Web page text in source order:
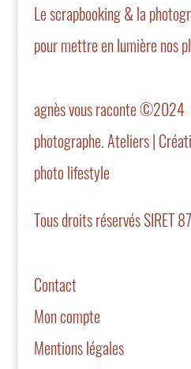
Le scrapbooking & la
pour mettre en lumière nos
agnès vous raconte ©2024
photographe. Ateliers |
photo lifestyle
Tous droits réservés SIRET
Contact
Mon compte
Mentions légales